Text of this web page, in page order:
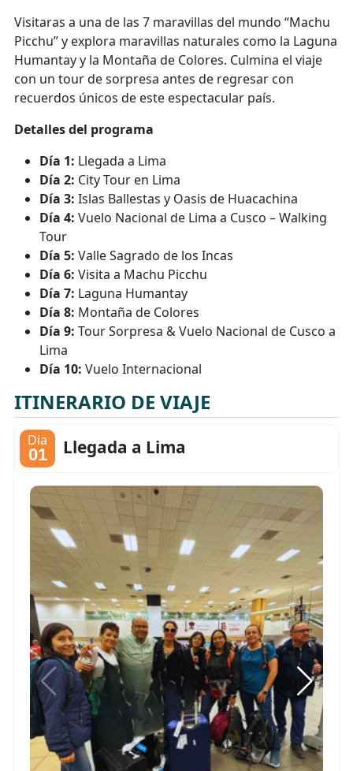
Visitaras a una de las 7 maravillas del mundo “Machu
Picchu” y explora maravillas naturales como la Laguna
Humantay y la Montaña de Colores. Culmina el viaje
con un tour de sorpresa antes de regresar con
recuerdos únicos de este espectacular país.
Detalles del programa
Día 1: Llegada a Lima
Día 2: City Tour en Lima
Día 3: Islas Ballestas y Oasis de Huacachina
Día 4: Vuelo Nacional de Lima a Cusco – Walking
Tour
Día 5: Valle Sagrado de los Incas
Día 6: Visita a Machu Picchu
Día 7: Laguna Humantay
Día 8: Montaña de Colores
Día 9: Tour Sorpresa & Vuelo Nacional de Cusco a
Lima
Día 10: Vuelo Internacional
ITINERARIO DE VIAJE
Dia
01 Llegada a Lima